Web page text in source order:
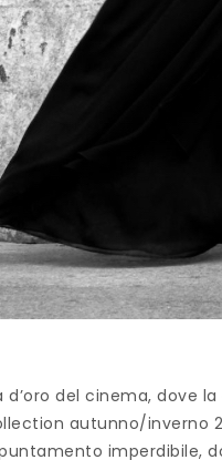
del cinema, dove
autunno/
imperdibile,